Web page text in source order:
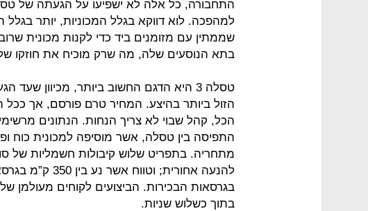
למהפכה. לוא דווקא בגלל המכוניות, יותר
שממתין עם מזומנים ביד כדי לקנות מכונית
בתא הנוסעים שלה, מה שרק מוכיח את חוזקו
הזול ביותר בהיצע. המחיר טרם פורסם, אך ככל
הכל, קהל שבוי לא צריך הנחות. הנתונים
התפיסה בין טסלה, אשר מוסיפה למכונית כוח
מתחריה. בתפריט שלוש קיבולות חשמליות של
בתוך כשלוש שניות.